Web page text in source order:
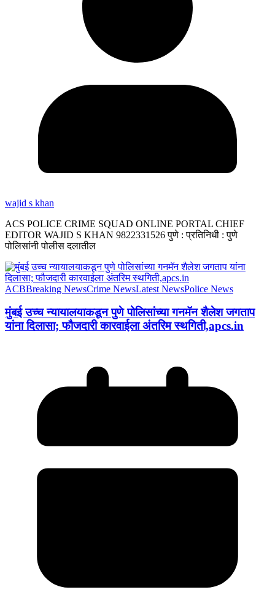
wajid s khan
ACS POLICE CRIME SQUAD ONLINE PORTAL CHIEF
EDITOR WAJID S KHAN 9822331526 पुणे : प्रतिनिधी : पुणे
पोलिसांनी पोलीस दलातील
ACBBreaking NewsCrime NewsLatest NewsPolice News
मुंबई उच्च न्यायालयाकडून पुणे पोलिसांच्या गनमॅन शैलेश जगताप
यांना दिलासा; फौजदारी कारवाईला अंतरिम स्थगिती,apcs.in